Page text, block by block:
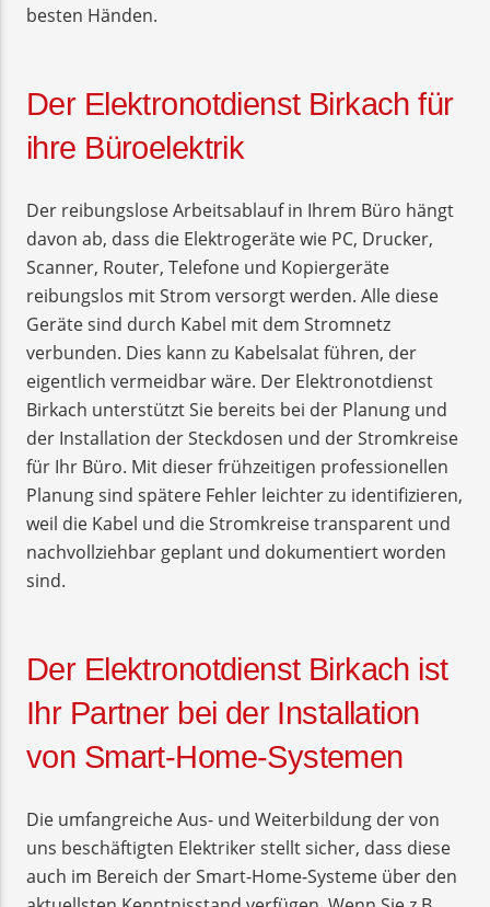
besten Händen.
Der Elektronotdienst Birkach für
ihre Büroelektrik
Der reibungslose Arbeitsablauf in Ihrem Büro hängt
davon ab, dass die Elektrogeräte wie PC, Drucker,
Scanner, Router, Telefone und Kopiergeräte
reibungslos mit Strom versorgt werden. Alle diese
Geräte sind durch Kabel mit dem Stromnetz
verbunden. Dies kann zu Kabelsalat führen, der
eigentlich vermeidbar wäre. Der Elektronotdienst
Birkach unterstützt Sie bereits bei der Planung und
der Installation der Steckdosen und der Stromkreise
für Ihr Büro. Mit dieser frühzeitigen professionellen
Planung sind spätere Fehler leichter zu identifizieren,
weil die Kabel und die Stromkreise transparent und
nachvollziehbar geplant und dokumentiert worden
sind.
Der Elektronotdienst Birkach ist
Ihr Partner bei der Installation
von Smart-Home-Systemen
Die umfangreiche Aus- und Weiterbildung der von
uns beschäftigten Elektriker stellt sicher, dass diese
auch im Bereich der Smart-Home-Systeme über den